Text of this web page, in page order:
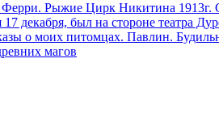
Рыжие Цирк Никитина 1913г.
декабря, был на стороне театра
о моих питомцах. Павлин.
магов